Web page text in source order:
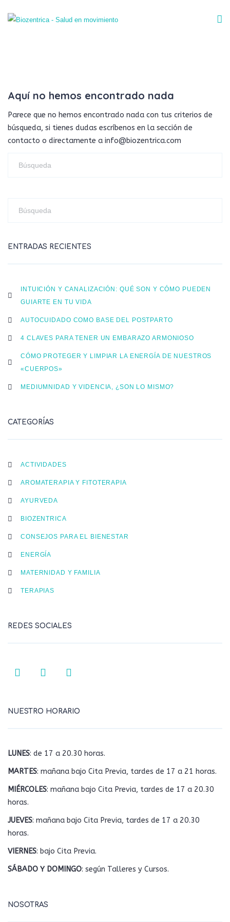
Aquí no hemos encontrado nada
Parece que no hemos encontrado nada con tus criterios de
búsqueda, si tienes dudas escríbenos en la sección de
contacto o directamente a info@biozentrica.com
ENTRADAS RECIENTES
INTUICIÓN Y CANALIZACIÓN: QUÉ SON Y CÓMO PUEDEN
GUIARTE EN TU VIDA
AUTOCUIDADO COMO BASE DEL POSTPARTO
4 CLAVES PARA TENER UN EMBARAZO ARMONIOSO
CÓMO PROTEGER Y LIMPIAR LA ENERGÍA DE NUESTROS
«CUERPOS»
MEDIUMNIDAD Y VIDENCIA, ¿SON LO MISMO?
CATEGORÍAS
ACTIVIDADES
AROMATERAPIA Y FITOTERAPIA
AYURVEDA
BIOZENTRICA
CONSEJOS PARA EL BIENESTAR
ENERGÍA
MATERNIDAD Y FAMILIA
TERAPIAS
REDES SOCIALES
NUESTRO HORARIO
LUNES: de 17 a 20.30 horas.
MARTES: mañana bajo Cita Previa, tardes de 17 a 21 horas.
MIÉRCOLES: mañana bajo Cita Previa, tardes de 17 a 20.30
horas.
JUEVES: mañana bajo Cita Previa, tardes de 17 a 20.30
horas.
VIERNES: bajo Cita Previa.
SÁBADO Y DOMINGO: según Talleres y Cursos.
NOSOTRAS